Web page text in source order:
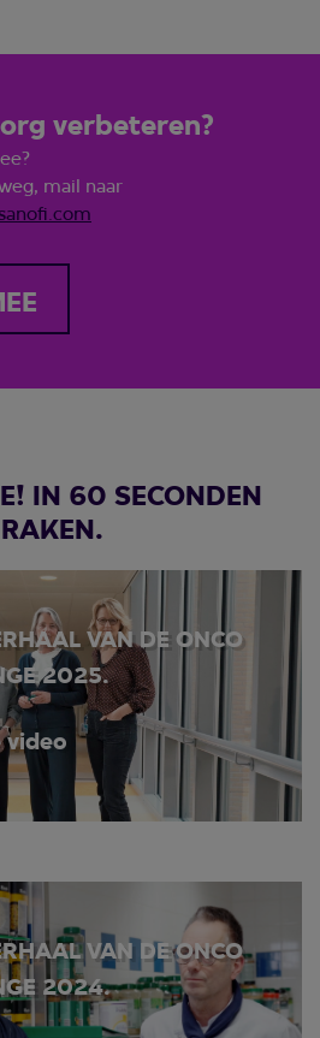
verbeteren?
mail naar
IN 60 SECONDEN
VAN DE ONCO
2025.
video
VAN DE ONCO
2024.